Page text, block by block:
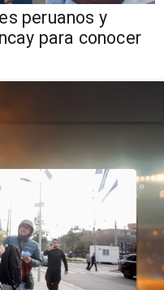
peruanos y
para conocer